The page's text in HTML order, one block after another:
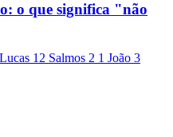
o que significa "não
Lucas 12 Salmos 2 1 João 3